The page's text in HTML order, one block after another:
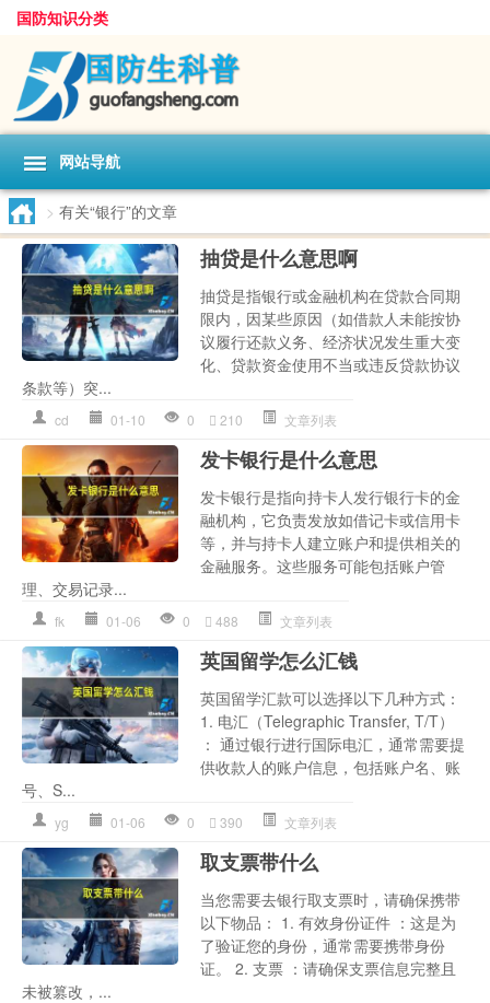
国防知识分类
网站导航
> 有关“银行”的文章
抽贷是什么意思啊
抽贷是指银行或金融机构在贷款合同期
限内，因某些原因（如借款人未能按协
议履行还款义务、经济状况发生重大变
化、贷款资金使用不当或违反贷款协议
条款等）突...
cd 01-10 0 210 文章列表
发卡银行是什么意思
发卡银行是指向持卡人发行银行卡的金
融机构，它负责发放如借记卡或信用卡
等，并与持卡人建立账户和提供相关的
金融服务。这些服务可能包括账户管
理、交易记录...
fk 01-06 0 488 文章列表
英国留学怎么汇钱
英国留学汇款可以选择以下几种方式：
1. 电汇（Telegraphic Transfer, T/T）
： 通过银行进行国际电汇，通常需要提
供收款人的账户信息，包括账户名、账
号、S...
yg 01-06 0 390 文章列表
取支票带什么
当您需要去银行取支票时，请确保携带
以下物品： 1. 有效身份证件 ：这是为
了验证您的身份，通常需要携带身份
证。 2. 支票 ：请确保支票信息完整且
未被篡改，...